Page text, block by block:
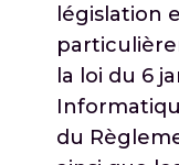
législation
la loi du 6
du